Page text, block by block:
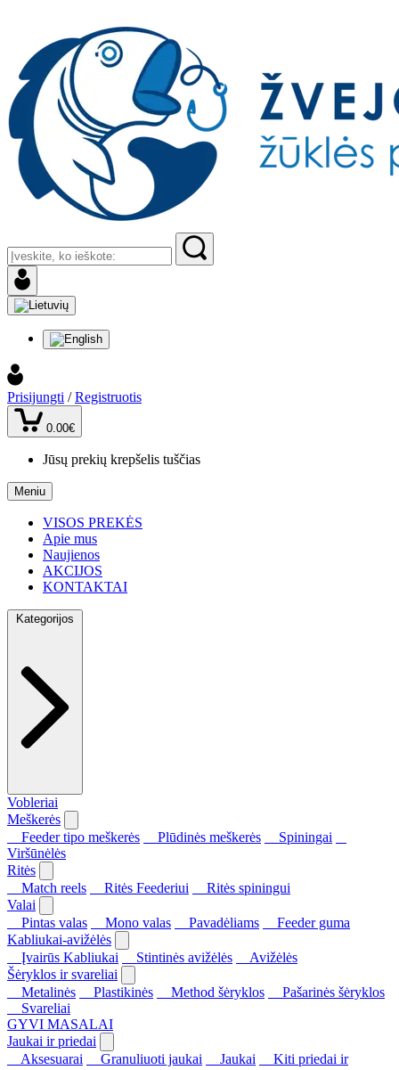
Prisijungti / Registruotis
0.00€
Jūsų prekių krepšelis tuščias
Meniu
VISOS PREKĖS
Apie mus
Naujienos
AKCIJOS
KONTAKTAI
Kategorijos
Vobleriai
Meškerės
Feeder tipo meškerės
Plūdinės meškerės
Spiningai
Viršūnėlės
Ritės
Match reels
Ritės Feederiui
Ritės spiningui
Valai
Pintas valas
Mono valas Pavadėliams
Feeder guma
Kabliukai-avižėlės
Įvairūs Kabliukai
Stintinės avižėlės
Avižėlės
Šėryklos ir svareliai
Metalinės
Plastikinės Method šėryklos
Pašarinės šėryklos
Svareliai
GYVI MASALAI
Jaukai ir priedai
Aksesuarai
Granuliuoti jaukai Jaukai
Kiti priedai ir